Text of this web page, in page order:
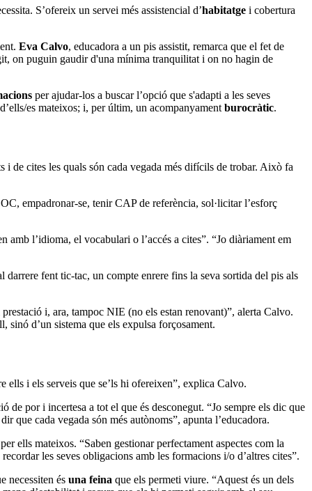
S’ofereix un servei més assistencial d’habitatge i cobertura
Eva Calvo, educadora a un pis assistit, remarca que el fet de
on puguin gaudir d'una mínima tranquilitat i on no hagin de
per ajudar-los a buscar l’opció que s'adapti a les seves
es mateixos; i, per últim, un acompanyamentburocràtic.
i de cites les quals són cada vegada més difícils de trobar. Això fa
empadronar-se, tenir CAP de referència, sol·licitar l’esforç
l’idioma, el vocabulari o l’accés a cites”. “Jo diàriament em
darrere fent tic-tac, un compte enrere fins la seva sortida del pis als
i, ara, tampoc NIE (no els estan renovant)”, alerta Calvo.
sinó d’un sistema que els expulsa forçosament.
ells i els serveis que se’ls hi ofereixen”, explica Calvo.
de por i incertesa a tot el que és desconegut. “Jo sempre els dic que
que cada vegada són més autònoms”, apunta l’educadora.
ells mateixos. “Saben gestionar perfectament aspectes com la
les seves obligacions amb les formacions i/o d’altres cites”.
necessiten és una feina que els permeti viure. “Aquest és un dels